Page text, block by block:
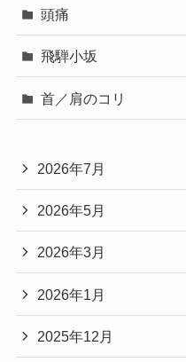
頭痛
飛騨小坂
首／肩のコリ
2026年7月
2026年5月
2026年3月
2026年1月
2025年12月